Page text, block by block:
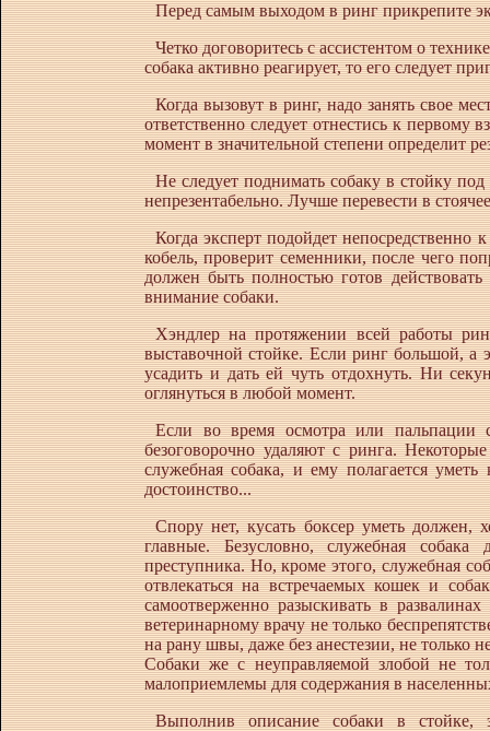
Перед самым выходом в ринг прикрепите
Четко договоритесь с ассистентом о
собака активно реагирует, то его следует
Когда вызовут в ринг, надо занять свое
ответственно следует отнестись к первому
момент в значительной степени определит
Не следует поднимать собаку в стойку
непрезентабельно. Лучше перевести в
Когда эксперт подойдет непосредственно
кобель, проверит семенники, после чего
должен быть полностью готов
внимание собаки.
Хэндлер на протяжении всей работы
выставочной стойке. Если ринг большой, а
усадить и дать ей чуть отдохнуть. Ни
оглянуться в любой момент.
Если во время осмотра или пальпации
безоговорочно удаляют с ринга.
служебная собака, и ему полагается
достоинство...
Спору нет, кусать боксер уметь должен,
главные. Безусловно, служебная
преступника. Но, кроме этого, служебная
отвлекаться на встречаемых кошек и
самоотверженно разыскивать в
ветеринарному врачу не только
на рану швы, даже без анестезии, не только
Собаки же с неуправляемой злобой не
малоприемлемы для содержания в
Выполнив описание собаки в стойке,